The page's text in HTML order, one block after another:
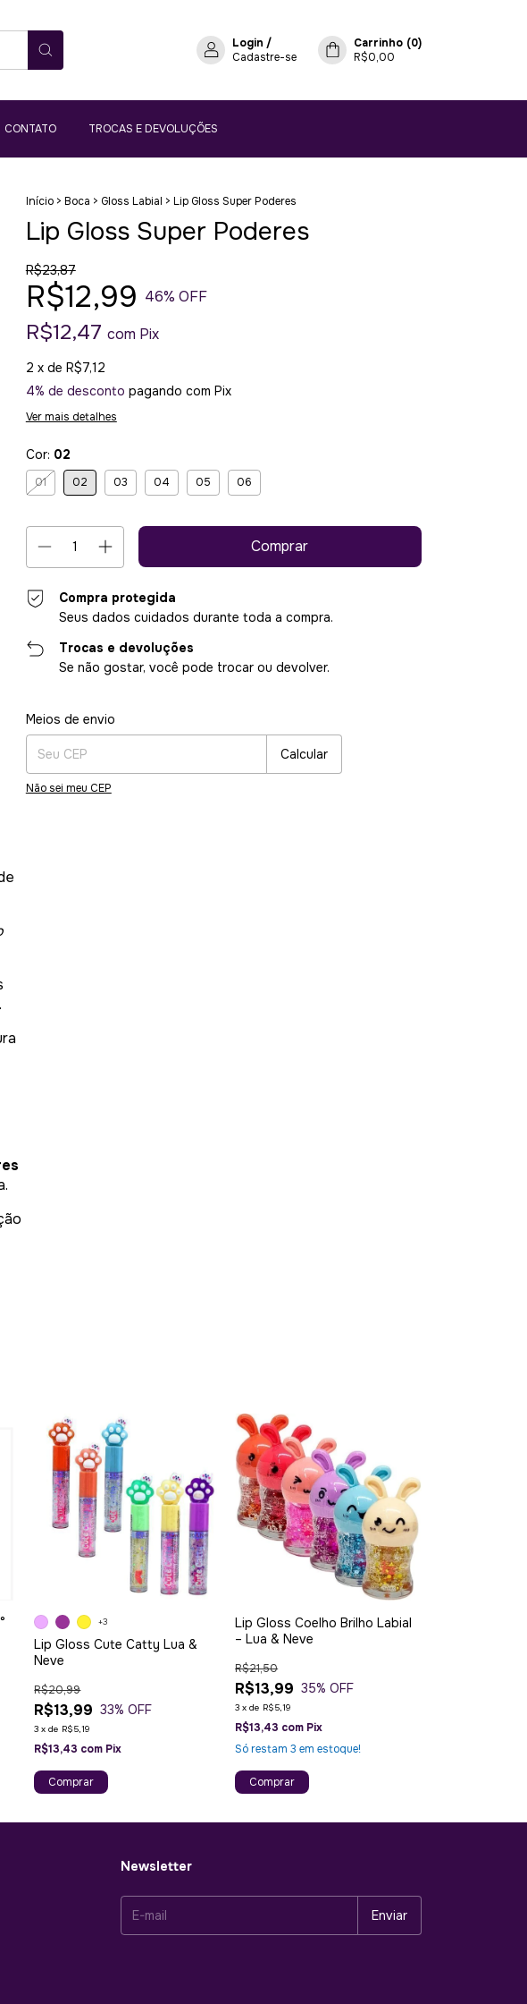
Login /
Cadastre-se
Carrinho (0)
R$0,00
CONTATO TROCAS E DEVOLUÇÕES
Início > Boca > Gloss Labial > Lip Gloss Super Poderes
Lip Gloss Super Poderes
R$23,87
R$12,99 46% OFF
R$12,47 com Pix
2 x de R$7,12
4% de desconto pagando com Pix
Ver mais detalhes
Cor: 02
01 02 03 04 05 06
Compra protegida
Seus dados cuidados durante toda a compra.
Trocas e devoluções
Se não gostar, você pode trocar ou devolver.
Entregas para o CEP:
Meios de envio
Calcular
Não sei meu CEP
Lip Gloss Cute Catty Lua &
Neve
R$13,99
R$20,99
33% OFF
3 xde R$5,19
R$13,43 com Pix
+3
Comprar
Lip Gloss Coelho Brilho Labial
– Lua & Neve
R$13,99
R$21,50
35% OFF
3 xde R$5,19
R$13,43 com Pix
Só restam3 em estoque!
Comprar
Newsletter